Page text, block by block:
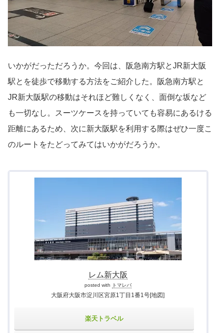
いかがだっただろうか。今回は、阪急南方駅とJR新大阪
駅とを徒歩で移動する方法をご紹介した。阪急南方駅と
JR新大阪駅の移動はそれほど難しくなく、面倒な坂など
も一切なし。スーツケースを持っていても容易にあるける
距離にあるため、次に新大阪駅を利用する際はぜひ一度こ
のルートをたどってみてはいかがだろうか。
レム新大阪
posted with トマレバ
大阪府大阪市淀川区宮原1丁目1番1号[地図]
楽天トラベル